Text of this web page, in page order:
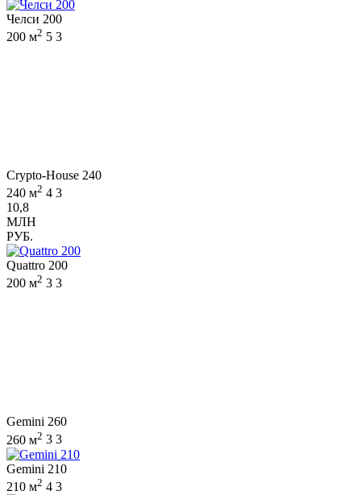
Челси 200
200 м2 5 3
Crypto-House 240
240 м2 4 3
10,8
МЛН
РУБ.
Quattro 200
200 м2 3 3
Gemini 260
260 м2 3 3
Gemini 210
210 м2 4 3